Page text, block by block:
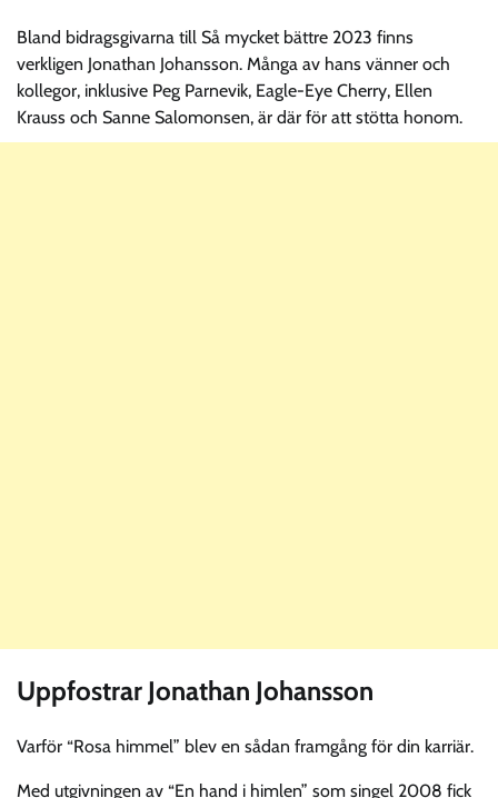
Bland bidragsgivarna till Så mycket bättre 2023 finns
verkligen Jonathan Johansson. Många av hans vänner och
kollegor, inklusive Peg Parnevik, Eagle-Eye Cherry, Ellen
Krauss och Sanne Salomonsen, är där för att stötta honom.
Uppfostrar Jonathan Johansson
Varför “Rosa himmel” blev en sådan framgång för din karriär.
Med utgivningen av “En hand i himlen” som singel 2008 fick